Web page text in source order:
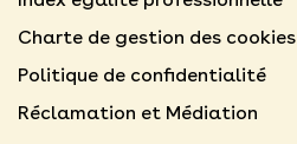
Charte de gestion des cookies
Politique de confidentialité
Réclamation et Médiation